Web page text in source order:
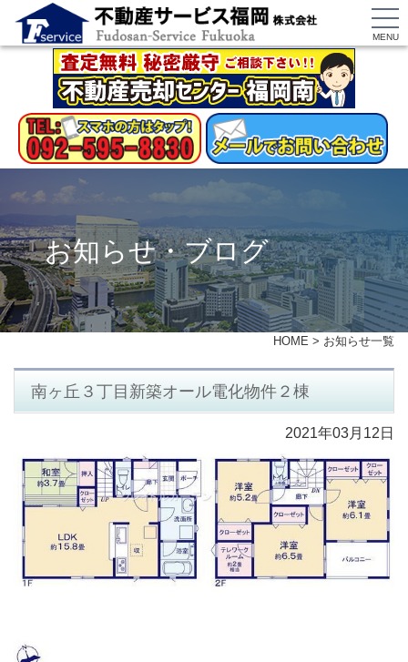
MENU
お知らせ・ブログ
HOME > お知らせ一覧
南ヶ丘３丁目新築オール電化物件２棟
2021年03月12日